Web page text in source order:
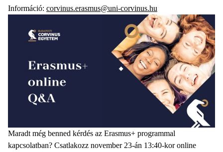
Információ: corvinus.erasmus@uni-corvinus.hu
Maradt még benned kérdés az Erasmus+ programmal
kapcsolatban? Csatlakozz november 23-án 13:40-kor online